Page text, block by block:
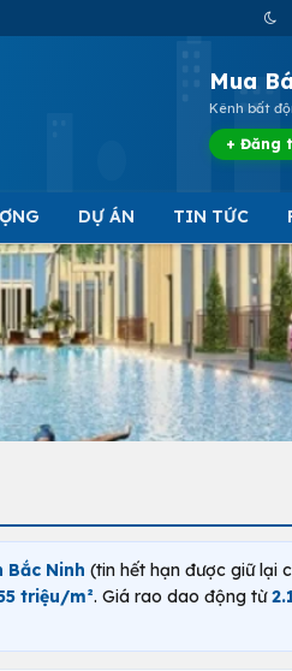
Mua
Kênh bất
+ Đăng
DỰ ÁN TIN TỨC
Bắc Ninh (tin hết hạn được giữ lại
triệu/m². Giá rao dao động từ